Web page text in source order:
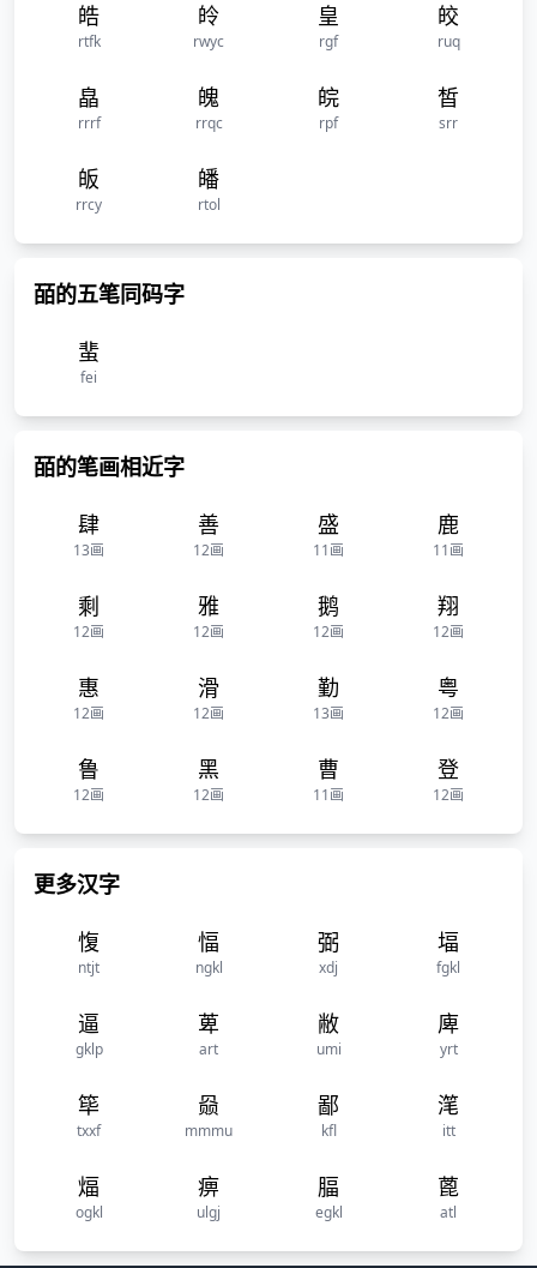
皓
rtfk
皊
rwyc
皇
rgf
皎
ruq
皛
rrrf
魄
rrqc
皖
rpf
皙
srr
皈
rrcy
皤
rtol
皕的五笔同码字
蜚
fei
皕的笔画相近字
肆
13画
善
12画
盛
11画
鹿
11画
剩
12画
雅
12画
鹅
12画
翔
12画
惠
12画
滑
12画
勤
13画
粤
12画
鲁
12画
黑
12画
曹
11画
登
12画
更多汉字
愎
ntjt
愊
ngkl
弼
xdj
堛
fgkl
逼
gklp
萆
art
敝
umi
庳
yrt
筚
txxf
赑
mmmu
鄙
kfl
滗
itt
煏
ogkl
痹
ulgj
腷
egkl
蓖
atl